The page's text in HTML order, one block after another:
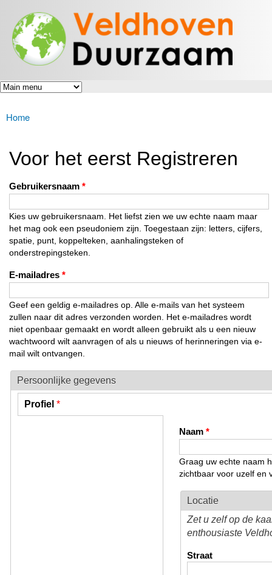
en naar
de inhoud
gaan
Veldhoven
Duurzaam
Energiek
naar de
toekomst
U bent hier
Home
Voor het eerst Registreren
Gebruikersnaam *
Kies uw gebruikersnaam. Het liefst zien we uw echte naam maar
het mag ook een pseudoniem zijn. Toegestaan zijn: letters, cijfers,
spatie, punt, koppelteken, aanhalingsteken of
onderstrepingsteken.
E-mailadres *
Geef een geldig e-mailadres op. Alle e-mails van het systeem
zullen naar dit adres verzonden worden. Het e-mailadres wordt
niet openbaar gemaakt en wordt alleen gebruikt als u een nieuw
wachtwoord wilt aanvragen of als u nieuws of herinneringen via e-
mail wilt ontvangen.
Persoonlijke gegevens
Verticale tabs
Profiel *
(actieve tabblad)
Naam *
Graag uw echte naam
zichtbaar voor uzelf en
Locatie
Zet u zelf op de
enthousiaste
Straat